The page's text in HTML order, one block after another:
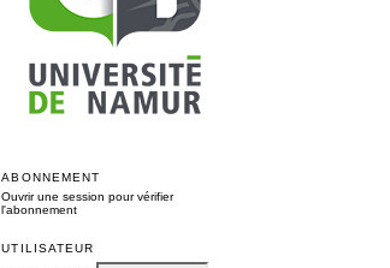
ABONNEMENT
Ouvrir une session pour vérifier
l'abonnement
UTILISATEUR